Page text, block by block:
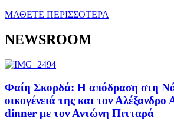
ΜΑΘΕΤΕ ΠΕΡΙΣΣΟΤΕΡΑ
NEWSROOM
Φαίη Σκορδά: Η απόδραση στη
οικογένειά της και τον
dinner με τον Αντώνη Πιτταρά